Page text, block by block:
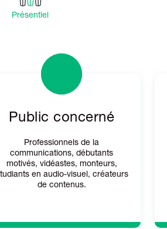
Présentiel
Public concerné
Professionnels de la
communications, débutants
motivés, vidéastes, monteurs,
en audio-visuel, créateurs
de contenus.